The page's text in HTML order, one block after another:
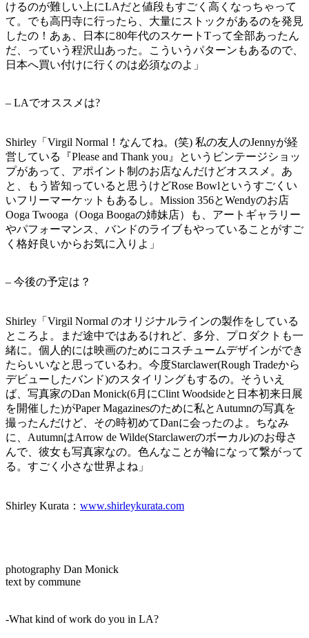
けるのが難しい上にLAだと値段もすごく高くなっちゃって
て。でも高円寺に行ったら、大量にストックがあるのを発見
したの！あぁ、日本に80年代のスケートTって全部あったん
だ、っていう程沢山あった。こういうパターンもあるので、
日本へ買い付けに行くのは必須なのよ」
– LAでオススメは?
Shirley「Virgil Normal！なんてね。(笑) 私の友人のJennyが経
営している『Please and Thank you』というビンテージショッ
プがあって、アポイント制のお店なんだけどオススメ。あ
と、もう皆知っていると思うけどRose Bowlというすごくい
いフリーマーケットもあるし。Mission 356とWendyのお店
Ooga Twooga（Ooga Boogaの姉妹店）も、アートギャラリー
やパフォーマンス、バンドのライブもやっていることがすご
く格好良いからお気に入りよ」
– 今後の予定は？
Shirley「Virgil Normal のオリジナルラインの製作をしている
ところよ。まだ途中ではあるけれど、多分、プロダクトも一
緒に。個人的には映画のためにコスチュームデザインができ
たらいいなと思っているわ。今度Starclawer(Rough Tradeから
デビューしたバンド)のスタイリングもするの。そういえ
ば、写真家のDan Monick(6月にClint Woodsideと日本初来日展
を開催した)がPaper Magazinesのために私とAutumnの写真を
撮ったんだけど、その時初めてDanに会ったのよ。ちなみ
に、AutumnはArrow de Wilde(Starclawerのボーカル)のお母さ
んで、彼女も写真家なの。色んなことが輪になって繋がって
る。すごく小さな世界よね」
Shirley Kurata： www.shirleykurata.com
photography Dan Monick
text by commune
-What kind of work do you in LA?